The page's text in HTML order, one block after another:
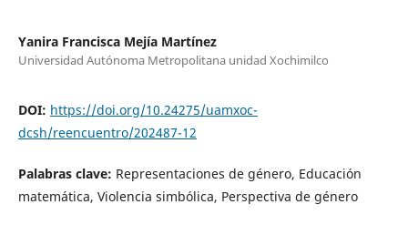
Yanira Francisca Mejía Martínez
Universidad Autónoma Metropolitana unidad Xochimilco
DOI: https://doi.org/10.24275/uamxoc-
dcsh/reencuentro/202487-12
Palabras clave: Representaciones de género, Educación
matemática, Violencia simbólica, Perspectiva de género